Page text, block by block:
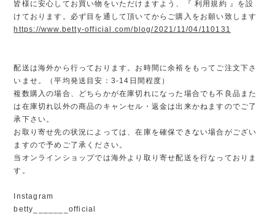
皆様に安心してお買い物をいただけますよう、『 利用規約 』を設
けております。必ず目を通して頂いてからご購入をお願い致します
https://www.betty-official.com/blog/2021/11/04/110131
配送は海外から行っております。お時間に余裕をもってご注文下さ
いませ。（平均発送目安：3-14日間程度）
複数購入の場合、どちらかが在庫切れになった場合でも不良品また
は在庫切れ以外の商品のキャンセル・返金は出来かねますのでご了
承下さい。
お取り寄せ先の状況によっては、在庫を確保できない場合がござい
ますので予めご了承ください。
当オンラインショップでは海外より取り寄せ配送を行なっておりま
す。
Instagram
betty_______official